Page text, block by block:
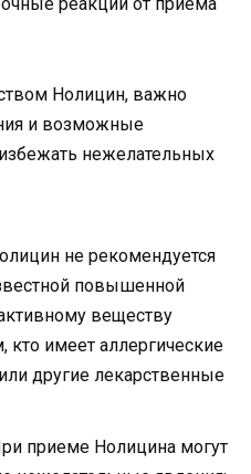
Нолицин, важно
и возможные
нежелательных
не рекомендуется
повышенной
веществу
кто имеет аллергические
другие лекарственные
приеме Нолицинa могут